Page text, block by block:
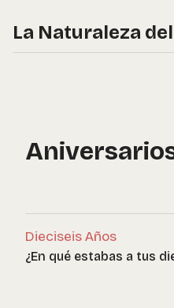
La Naturaleza
Dieciseis Años
¿En qué estabas a tus